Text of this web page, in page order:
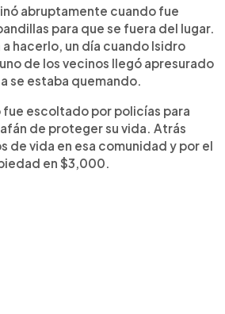
abruptamente cuando fue
para que se fuera del lugar.
hacerlo, un día cuando Isidro
de los vecinos llegó apresurado
se estaba quemando.
fue escoltado por policías para
de proteger su vida. Atrás
de vida en esa comunidad y por el
en $3,000.